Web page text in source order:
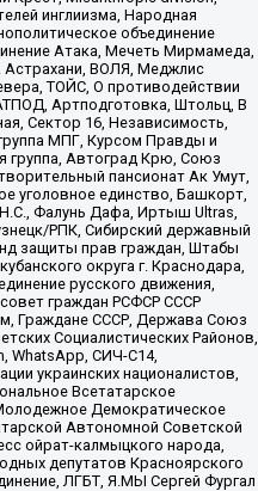
инглиизма, Народная
объединение
Атака, Мечеть Мирмамеда,
Астрахани, ВОЛЯ, Меджлис
ТОЙС, О противодействии
Артподготовка, Штольц, В
Сектор 16, Независимость,
МПГ, Курсом Правды и
группа, Автоград Крю, Союз
пансионат Ак Умут,
уголовное единство, Башкорт,
Фалунь Дафа, Иртыш Ultras,
РПК, Сибирский державный
защиты прав граждан, Штабы
округа г. Краснодара,
русского движения,
граждан РСФСР СССР
Граждане СССР, Держава Союз
Социалистических Районов,
WhatsApp, СИЧ-С14,
украинских националистов,
Всетатарское
Демократическое
Автономной Советской
ойрат-калмыцкого народа,
депутатов Красноярского
ЛГБТ, Я.МЫ Сергей Фургал